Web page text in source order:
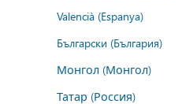
Valencià (Espanya)
Български (България)
Монгол (Монгол)
Татар (Россия)